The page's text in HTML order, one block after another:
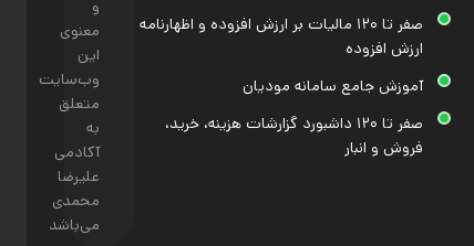
صفر تا ۱۲۰ مالیات بر ارزش افزوده و اظهارنامه
ارزش افزوده
آموزش جامع سامانه مودیان
صفر تا ۱۲۰ داشبورد گزارشات هزینه، خرید،
فروش و انبار
و
معنوی
این
وب‌سایت
متعلق
به
آکادمی
علیرضا
محمدی
می‌باشد